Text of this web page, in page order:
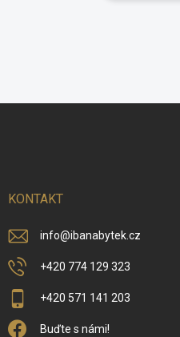
KONTAKT
info@ibanabytek.cz
+420 774 129 323
+420 571 141 203
Buďte s námi!